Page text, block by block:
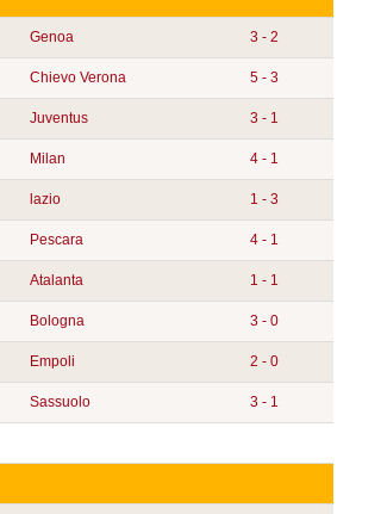
Genoa 3 - 2
Chievo Verona 5 - 3
Juventus 3 - 1
Milan 4 - 1
lazio 1 - 3
Pescara 4 - 1
Atalanta 1 - 1
Bologna 3 - 0
Empoli 2 - 0
Sassuolo 3 - 1